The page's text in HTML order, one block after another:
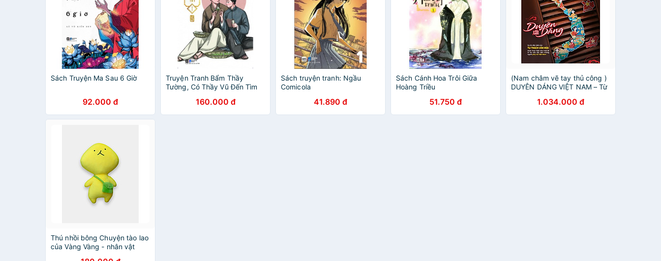
Sách Truyện Ma Sau 6 Giờ
92.000 đ
Truyện Tranh Bẩm Thầy
Tường, Có Thầy Vũ Đến Tìm
160.000 đ
Sách truyện tranh: Ngầu
Comicola
41.890 đ
Sách Cánh Hoa Trôi Giữa
Hoàng Triều
51.750 đ
(Nam châm vẽ tay thủ công )
DUYÊN DÁNG VIỆT NAM – Từ
1.034.000 đ
Thú nhồi bông Chuyện tào lao
của Vàng Vàng - nhân vật